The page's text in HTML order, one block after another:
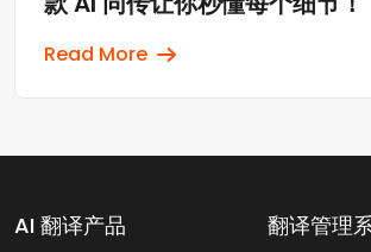
Read More
AI 翻译产品 翻译管理